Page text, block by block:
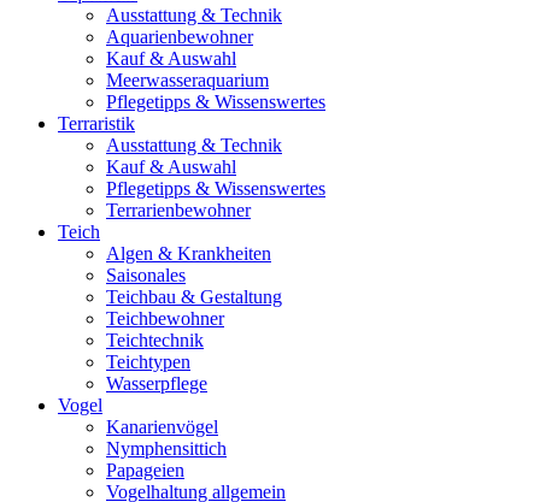
Ausstattung & Technik
Aquarienbewohner
Kauf & Auswahl
Meerwasseraquarium
Pflegetipps & Wissenswertes
Terraristik
Ausstattung & Technik
Kauf & Auswahl
Pflegetipps & Wissenswertes
Terrarienbewohner
Teich
Algen & Krankheiten
Saisonales
Teichbau & Gestaltung
Teichbewohner
Teichtechnik
Teichtypen
Wasserpflege
Vogel
Kanarienvögel
Nymphensittich
Papageien
Vogelhaltung allgemein